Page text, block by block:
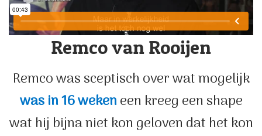
Remco van Rooijen
Remco was sceptisch over wat mogelijk
was in 16 wekeneen kreeg een shape
wat hij bijna niet kon geloven dat het kon